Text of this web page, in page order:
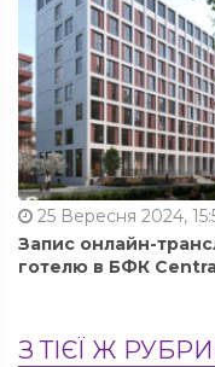
25 Вересня 2024,
Запис онлайн-
готелю в БФК
З ТІЄЇ Ж